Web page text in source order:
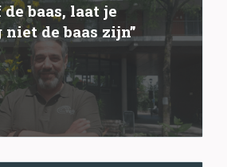
baas, laat je
de baas zijn”